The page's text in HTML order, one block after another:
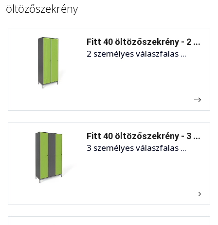
öltözőszekrény
Fitt 40 öltözőszekrény - 2 ...
2 személyes válaszfalas ...
Fitt 40 öltözőszekrény - 3 ...
3 személyes válaszfalas ...